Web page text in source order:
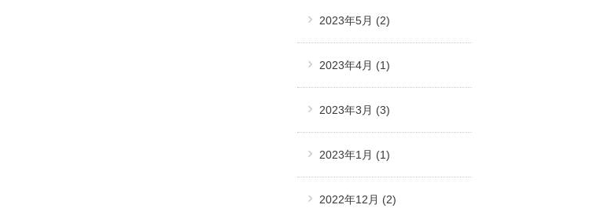
2023年5月 (2)
2023年4月 (1)
2023年3月 (3)
2023年1月 (1)
2022年12月 (2)